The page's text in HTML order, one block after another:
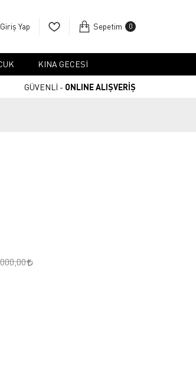
Giriş Yap Sepetim 0
KINA GECESI
GÜVENLİ - ONLINE ALIŞVERİŞ